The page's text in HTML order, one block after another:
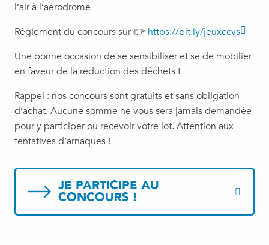
l’air à l’aérodrome
Règlement du concours sur 👉 https://bit.ly/jeuxccvs
Une bonne occasion de se sensibiliser et se de mobilier
en faveur de la réduction des déchets !
Rappel : nos concours sont gratuits et sans obligation
d’achat. Aucune somme ne vous sera jamais demandée
pour y participer ou recevoir votre lot. Attention aux
tentatives d’arnaques !
JE PARTICIPE AU
CONCOURS !